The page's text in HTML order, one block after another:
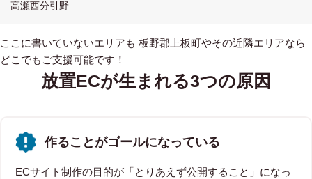
高瀬西分引野
ここに書いていないエリアも 板野郡上板町やその近隣エリアなら
どこでもご支援可能です！
放置ECが生まれる3つの原因
作ることがゴールになっている
ECサイト制作の目的が「とりあえず公開すること」になっ